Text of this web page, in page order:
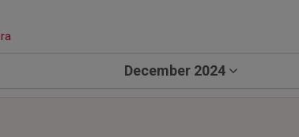
December 2024